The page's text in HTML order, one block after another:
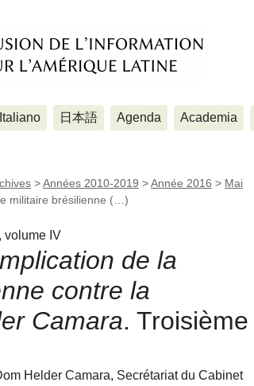
Italiano 日本語 Agenda Academia
>Années 2010-2019 >Année 2016 > Mai
militaire brésilienne (…)
volume IV
de la
contre la
Camara. Troisième
Helder Camara, Secrétariat du Cabinet